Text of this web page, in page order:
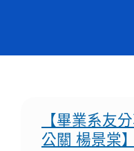
【畢業系友
公關 楊景棠】